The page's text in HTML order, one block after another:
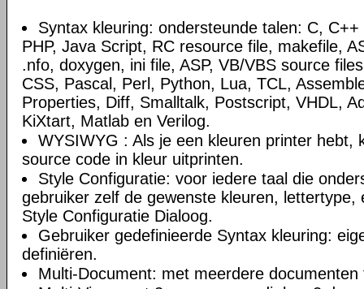
Syntax kleuring: ondersteunde talen: C,
PHP, Java Script, RC resource file, makefile,
.nfo, doxygen, ini file, ASP, VB/VBS source
CSS, Pascal, Perl, Python, Lua, TCL,
Properties, Diff, Smalltalk, Postscript, VHDL,
KiXtart, Matlab en Verilog.
WYSIWYG : Als je een kleuren printer hebt,
source code in kleur uitprinten.
Style Configuratie: voor iedere taal die
gebruiker zelf de gewenste kleuren, lettertype,
Style Configuratie Dialoog.
Gebruiker gedefinieerde Syntax kleuring:
definiëren.
Multi-Document: met meerdere documenten